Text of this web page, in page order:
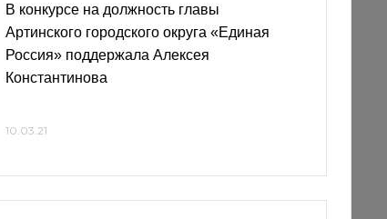
В конкурсе на должность главы
Артинского городского округа «Единая
Россия» поддержала Алексея
Константинова
10.03.21